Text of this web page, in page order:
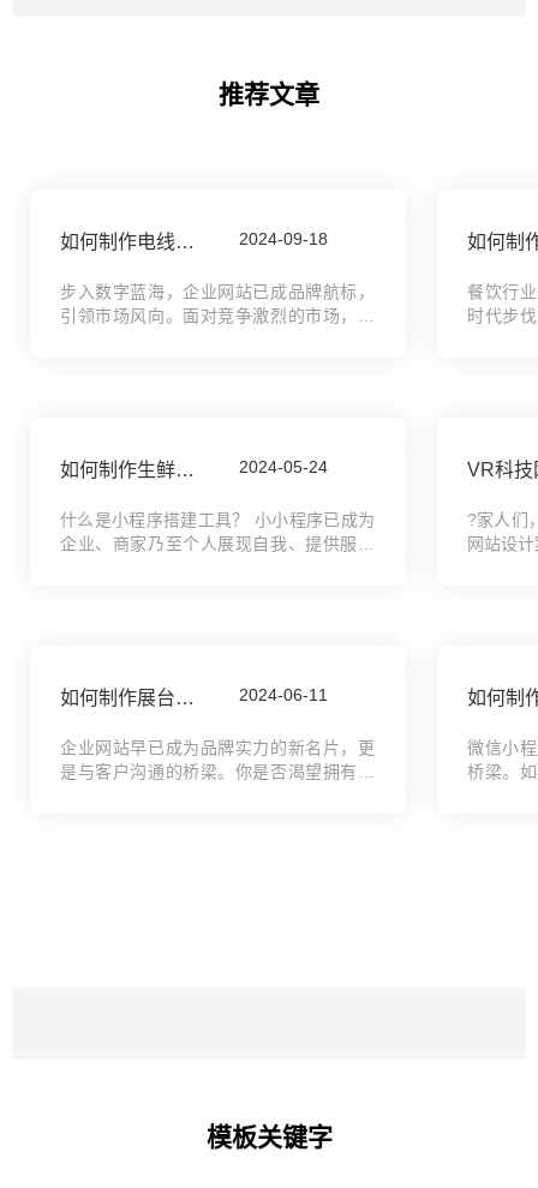
推荐文章
如何制作电线电缆公司网站，信号线企业网站搭建全攻略教程 2024-09-18
步入数字蓝海，企业网站已成品牌航标，
引领市场风向。面对竞争激烈的市场，一
餐饮行
时代步
如何制作生鲜蔬菜商城小程序模板，同城配送小程序搭建工具 2024-05-24
什么是小程序搭建工具？ 小小程序已成为
企业、商家乃至个人展现自我、提供服务
?家人们
网站设
如何制作展台搭建公司网站，展馆搭建企业网站搭建全攻略教程 2024-06-11
企业网站早已成为品牌实力的新名片，更
是与客户沟通的桥梁。你是否渴望拥有一
微信小
桥梁。
模板关键字